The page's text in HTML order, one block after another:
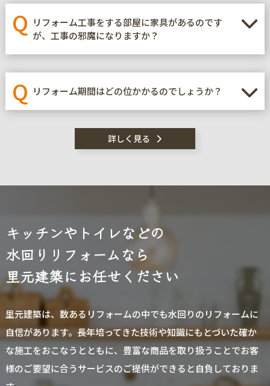
Q リフォーム工事をする部屋に家具があるのです
が、工事の邪魔になりますか？
Q リフォーム期間はどの位かかるのでしょうか？
詳しく見る
キッチンやトイレなどの
水回りリフォームなら
里元建築にお任せください
里元建築は、数あるリフォームの中でも水回りのリフォームに
自信があります。長年培ってきた技術や知識にもとづいた確か
な施工をおこなうとともに、豊富な商品を取り扱うことでお客
様のご要望に合うサービスのご提供ができると自負しておりま